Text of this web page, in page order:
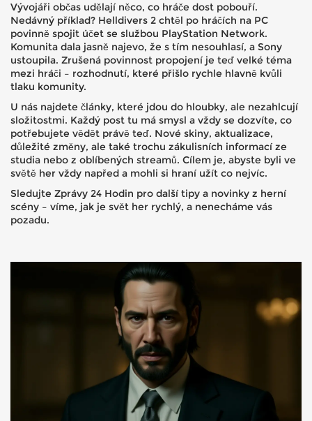
Vývojáři občas udělají něco, co hráče dost pobouří.
Nedávný příklad? Helldivers 2 chtěl po hráčích na PC
povinně spojit účet se službou PlayStation Network.
Komunita dala jasně najevo, že s tím nesouhlasí, a Sony
ustoupila. Zrušená povinnost propojení je teď velké téma
mezi hráči – rozhodnutí, které přišlo rychle hlavně kvůli
tlaku komunity.
U nás najdete články, které jdou do hloubky, ale nezahlcují
složitostmi. Každý post tu má smysl a vždy se dozvíte, co
potřebujete vědět právě teď. Nové skiny, aktualizace,
důležité změny, ale také trochu zákulisních informací ze
studia nebo z oblíbených streamů. Cílem je, abyste byli ve
světě her vždy napřed a mohli si hraní užít co nejvíc.
Sledujte Zprávy 24 Hodin pro další tipy a novinky z herní
scény – víme, jak je svět her rychlý, a nenecháme vás
pozadu.